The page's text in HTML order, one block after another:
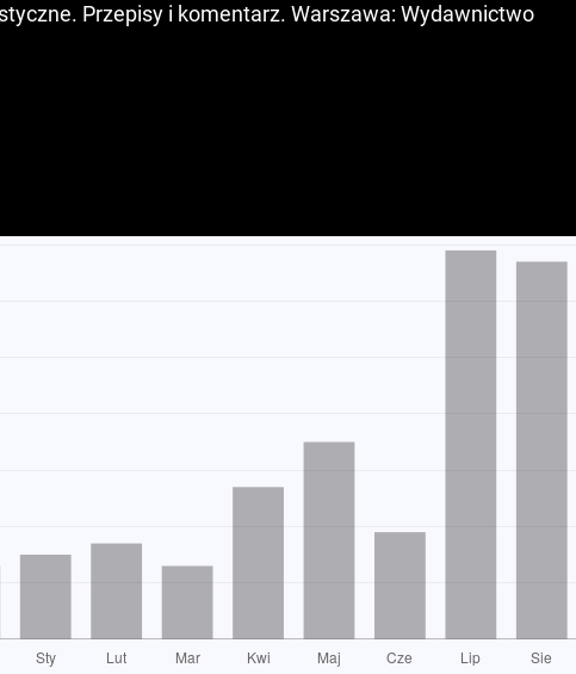
Przepisy i komentarz. Warszawa: Wydawnictwo